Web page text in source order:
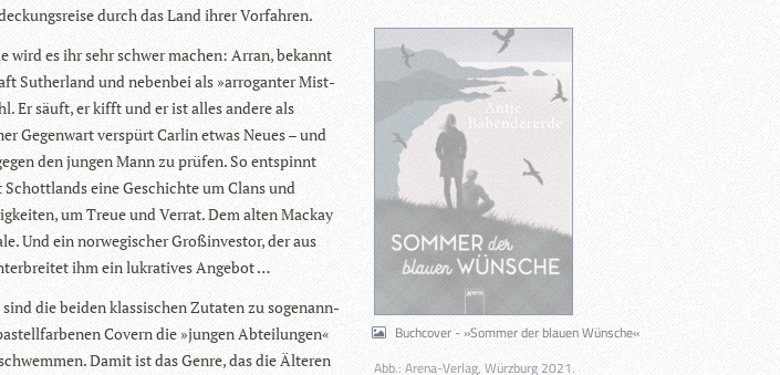
durch das Land ihrer Vorfahren.
wird es ihr sehr schwer machen: Arran, bekannt
Suther­land und neben­bei als »arro­gan­ter Mist­
Er säuft, er kifft und er ist alles andere als
Gegen­wart ver­spürt Car­lin etwas Neues – und
den jun­gen Mann zu prü­fen. So ent­spinnt
eine Geschichte um Clans und
um Treue und Ver­rat. Dem alten Mackay
Und ein nor­we­gi­scher Groß­in­ves­tor, der aus
ihm ein lukra­ti­ves Angebot …
die bei­den klas­si­schen Zuta­ten zu soge­nann­
Covern die »jun­gen Abtei­lun­gen«
Damit ist das Genre, das die Älte­ren
Buchcover - »Sommer der blauen Wünsche«
Abb.: Arena-Verlag, Würzburg 2021.